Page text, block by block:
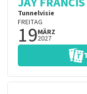
Tunnelvisie
FREITAG
19MÄRZ
2027